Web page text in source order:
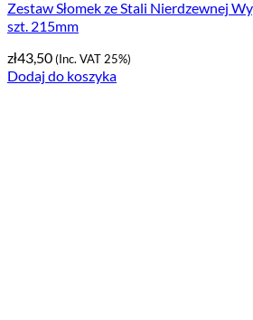
Zestaw Słomek ze Stali Nierdzewnej
szt. 215mm
zł43,50(Inc. VAT 25%)
Dodaj do koszyka